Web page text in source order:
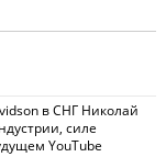
в СНГ Николай
силе
YouTube